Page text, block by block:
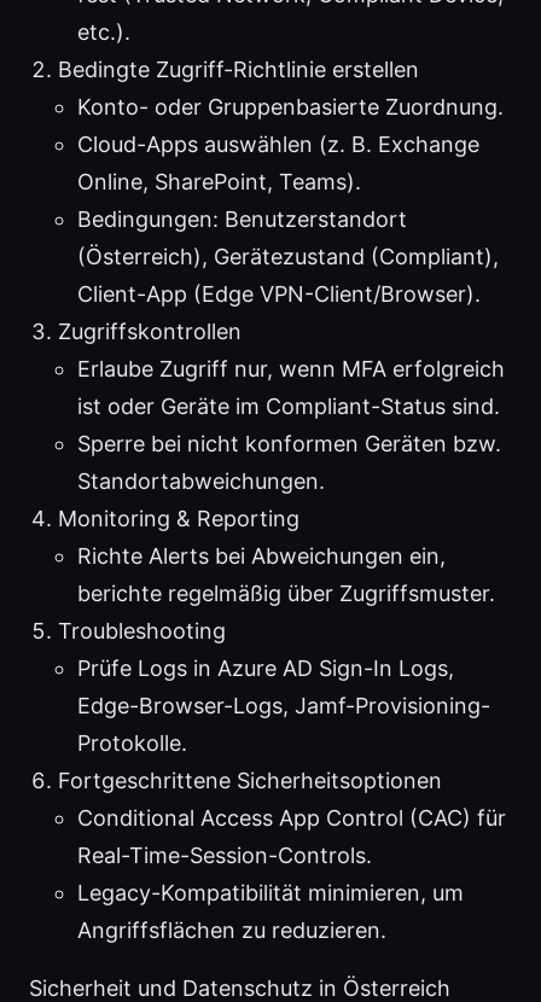
etc.).
Bedingte Zugriff-Richtlinie erstellen
Konto- oder Gruppenbasierte Zuordnung.
Cloud-Apps auswählen (z. B. Exchange
Online, SharePoint, Teams).
Bedingungen: Benutzerstandort
(Österreich), Gerätezustand (Compliant),
Client-App (Edge VPN-Client/Browser).
Zugriffskontrollen
Erlaube Zugriff nur, wenn MFA erfolgreich
ist oder Geräte im Compliant-Status sind.
Sperre bei nicht konformen Geräten bzw.
Standortabweichungen.
Monitoring & Reporting
Richte Alerts bei Abweichungen ein,
berichte regelmäßig über Zugriffsmuster.
Troubleshooting
Prüfe Logs in Azure AD Sign-In Logs,
Edge-Browser-Logs, Jamf-Provisioning-
Protokolle.
Fortgeschrittene Sicherheitsoptionen
Conditional Access App Control (CAC) für
Real-Time-Session-Controls.
Legacy-Kompatibilität minimieren, um
Angriffsflächen zu reduzieren.
Sicherheit und Datenschutz in Österreich